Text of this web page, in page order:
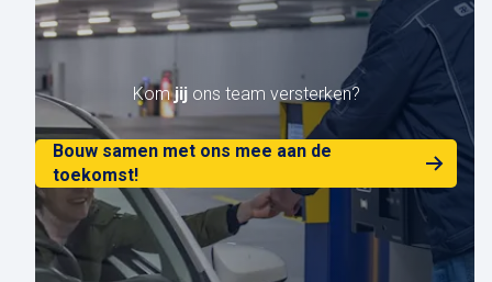
Komjij ons team versterken?
Bouw samen met ons mee aan de
toekomst!